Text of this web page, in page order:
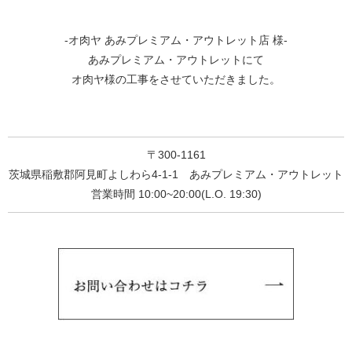
-オ肉ヤ あみプレミアム・アウトレット店 様-
あみプレミアム・アウトレットにて
オ肉ヤ様の工事をさせていただきました。
〒300-1161
茨城県稲敷郡阿見町よしわら4-1-1 あみプレミアム・アウトレット
営業時間 10:00~20:00(L.O. 19:30)